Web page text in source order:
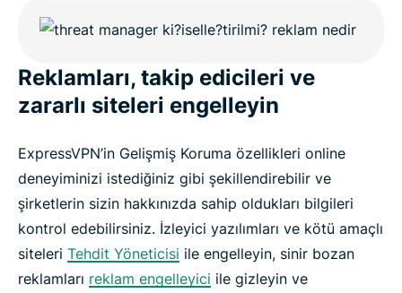
Reklamları, takip edicileri ve
zararlı siteleri engelleyin
ExpressVPN’in Gelişmiş Koruma özellikleri online
deneyiminizi istediğiniz gibi şekillendirebilir ve
şirketlerin sizin hakkınızda sahip oldukları bilgileri
kontrol edebilirsiniz. İzleyici yazılımları ve kötü amaçlı
siteleri Tehdit Yöneticisi ile engelleyin, sinir bozan
reklamları reklam engelleyici ile gizleyin ve